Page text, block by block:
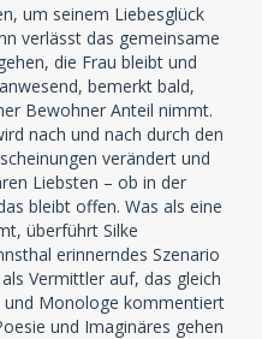
um seinem Liebesglück
verlässt das gemeinsame
die Frau bleibt und
bemerkt bald,
Bewohner Anteil nimmt.
nach und nach durch den
verändert und
Liebsten – ob in der
bleibt offen. Was als eine
überführt Silke
erinnerndes Szenario
Vermittler auf, das gleich
und Monologe kommentiert
und Imaginäres gehen